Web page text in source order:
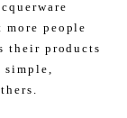
people
their products